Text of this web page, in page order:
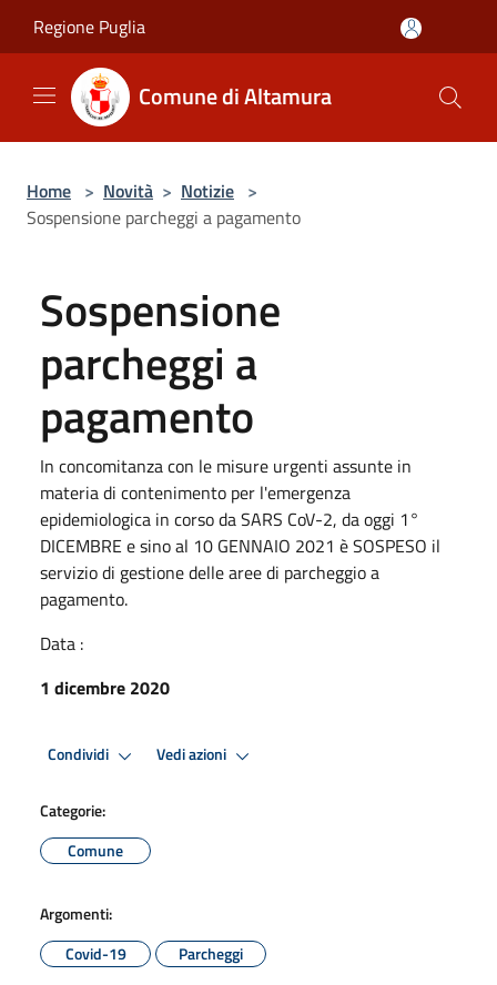
Regione Puglia
Comune di Altamura
Home > Novità > Notizie >
Sospensione parcheggi a pagamento
Sospensione
parcheggi a
pagamento
In concomitanza con le misure urgenti assunte in
materia di contenimento per l'emergenza
epidemiologica in corso da SARS CoV-2, da oggi 1°
DICEMBRE e sino al 10 GENNAIO 2021 è SOSPESO il
servizio di gestione delle aree di parcheggio a
pagamento.
Data :
1 dicembre 2020
Condividi Vedi azioni
Categorie:
Comune
Argomenti:
Covid-19
Parcheggi